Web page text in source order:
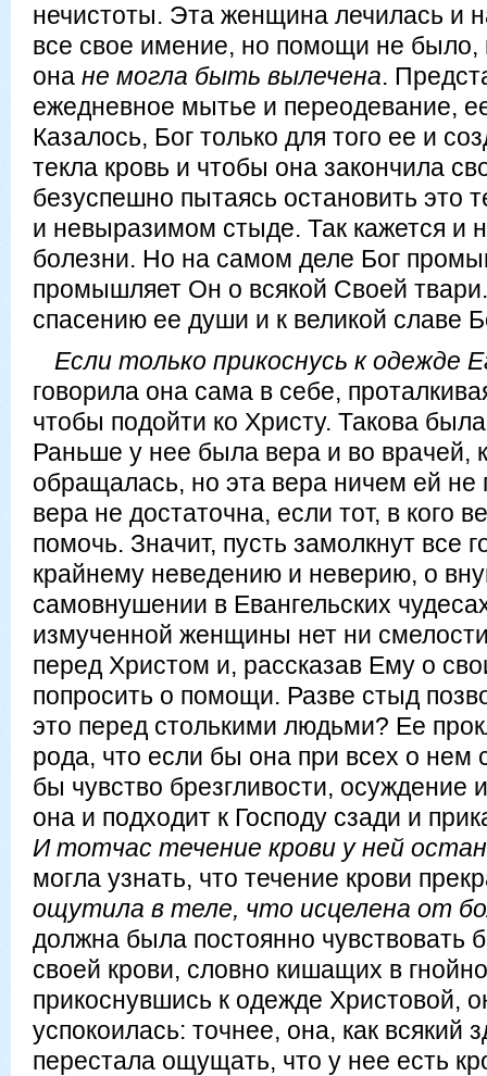
нечистоты. Эта женщина лечилась и
все свое имение, но помощи не было,
она не могла быть вылечена.
ежедневное мытье и переодевание,
Казалось, Бог только для того ее и
текла кровь и чтобы она закончила
безуспешно пытаясь остановить это
и невыразимом стыде. Так кажется и
болезни. Но на самом деле Бог
промышляет Он о всякой Своей
спасению ее души и к великой славе
Если только прикоснусь к одежде
говорила она сама в себе,
чтобы подойти ко Христу. Такова
Раньше у нее была вера и во врачей,
обращалась, но эта вера ничем ей
вера не достаточна, если тот, в кого
помочь. Значит, пусть замолкнут все
крайнему неведению и неверию, о
самовнушении в Евангельских
измученной женщины нет ни
перед Христом и, рассказав Ему о
попросить о помощи. Разве стыд
это перед столькими людьми? Ее
рода, что если бы она при всех о нем
бы чувство брезгливости,
она и подходит к Господу сзади и
И тотчас течение крови у ней
могла узнать, что течение крови
ощутила в теле, что исцелена от
должна была постоянно чувствовать
своей крови, словно кишащих в
прикоснувшись к одежде Христовой,
успокоилась: точнее, она, как всякий
перестала ощущать, что у нее есть